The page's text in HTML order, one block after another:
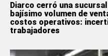
Diarco cerró una
bajísimo volumen de
costos operativos:
trabajadores